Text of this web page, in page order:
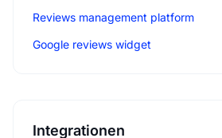
Reviews management platform
Google reviews widget
Integrationen